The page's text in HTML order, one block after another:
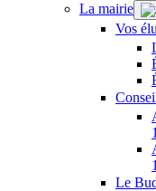
La mairie
Vos
Le